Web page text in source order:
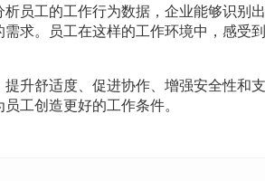
员工的工作行为数据，企业能够识别
求。员工在这样的工作环境中，感受
升舒适度、促进协作、增强安全性和
工创造更好的工作条件。